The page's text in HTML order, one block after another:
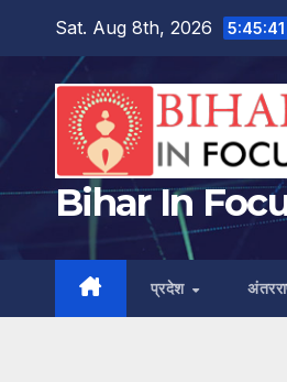
content
Sat. Aug 8th, 2026 5:45:42
Bihar In
प्रदेश